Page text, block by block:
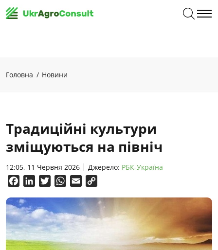
Головна Новини
Традиційні культури
зміщуються на північ
12:05, 11 Червня 2026 Джерело: РБК-Україна
FacebookLinkedInTwitterWhatsApp
Email